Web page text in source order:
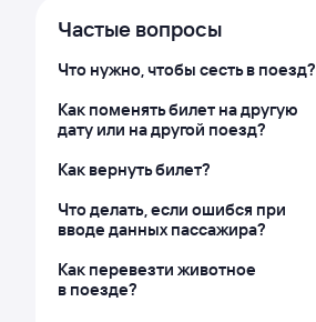
Частые вопросы
Что нужно, чтобы сесть в поезд?
Как поменять билет на другую
дату или на другой поезд?
Как вернуть билет?
Что делать, если ошибся при
вводе данных пассажира?
Как перевезти животное
в поезде?